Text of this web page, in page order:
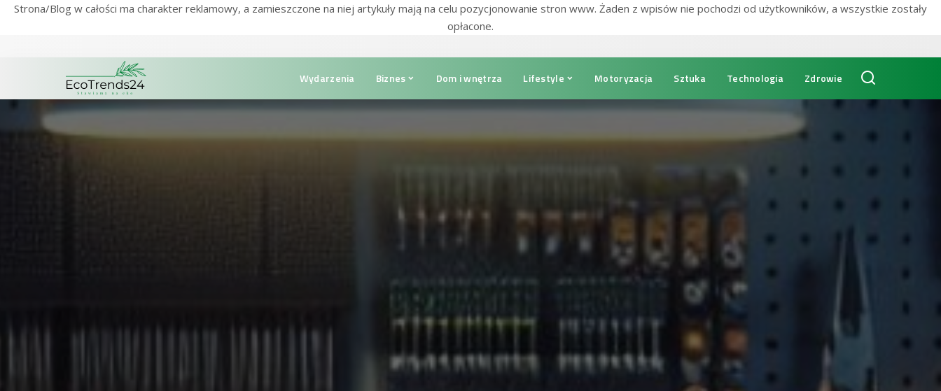
Strona/Blog w całości ma charakter reklamowy, a zamieszczone na niej artykuły mają na celu pozycjonowanie stron www. Żaden z wpisów nie pochodzi od użytkowników, a wszystkie zostały
opłacone.
Wydarzenia Biznes Dom i wnętrza Lifestyle Motoryzacja Sztuka Technologia Zdrowie